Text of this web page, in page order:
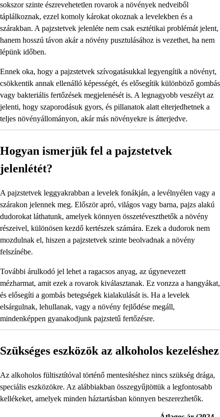
sokszor szinte észrevehetetlen rovarok a növények nedveiből
táplálkoznak, ezzel komoly károkat okoznak a levelekben és a
szárakban. A pajzstetvek jelenléte nem csak esztétikai problémát jelent,
hanem hosszú távon akár a növény pusztulásához is vezethet, ha nem
lépünk időben.
Ennek oka, hogy a pajzstetvek szívogatásukkal legyengítik a növényt,
csökkentik annak ellenálló képességét, és elősegítik különböző gombás
vagy bakteriális fertőzések megjelenését is. A legnagyobb veszélyt az
jelenti, hogy szaporodásuk gyors, és pillanatok alatt elterjedhetnek a
teljes növényállományon, akár más növényekre is átterjedve.
Hogyan ismerjük fel a pajzstetvek
jelenlétét?
A pajzstetvek leggyakrabban a levelek fonákján, a levélnyélen vagy a
szárakon jelennek meg. Először apró, világos vagy barna, pajzs alakú
dudorokat láthatunk, amelyek könnyen összetéveszthetők a növény
részeivel, különösen kezdő kertészek számára. Ezek a dudorok nem
mozdulnak el, hiszen a pajzstetvek szinte beolvadnak a növény
felszínébe.
További árulkodó jel lehet a ragacsos anyag, az úgynevezett
mézharmat, amit ezek a rovarok kiválasztanak. Ez vonzza a hangyákat,
és elősegíti a gombás betegségek kialakulását is. Ha a levelek
elsárgulnak, lehullanak, vagy a növény fejlődése megáll,
mindenképpen gyanakodjunk pajzstetű fertőzésre.
Szükséges eszközök az alkoholos kezeléshez
Az alkoholos fültisztítóval történő mentesítéshez nincs szükség drága,
speciális eszközökre. Az alábbiakban összegyűjtöttük a legfontosabb
kellékeket, amelyek minden háztartásban könnyen beszerezhetők.